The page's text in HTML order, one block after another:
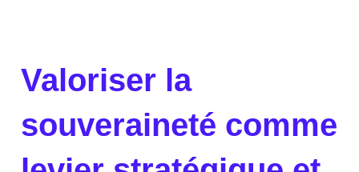
Valoriser la
souveraineté comme